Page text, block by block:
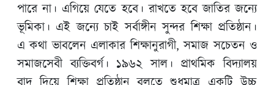
পারে না। এগিয়ে যেতে হবে। রাখতে হবে জাতির জন্যে
ভূমিকা। এই জন্যে চাই সর্বাঙ্গীন সুন্দর শিক্ষা প্রতিষ্ঠান।
এ কথা ভাবলেন এলাকার শিক্ষানুরাগী, সমাজ সচেতন ও
সমাজসেবী ব্যক্তিবর্গ। ১৯৬২ সাল। প্রাথমিক বিদ্যালয়